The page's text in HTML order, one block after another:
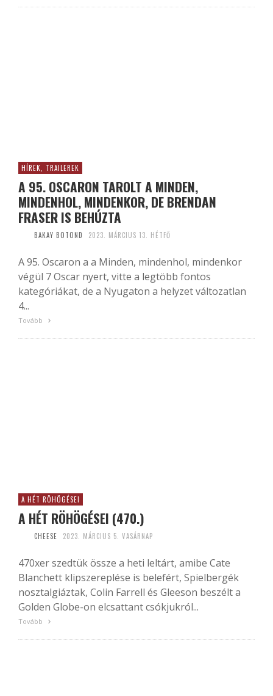
HÍREK, TRAILEREK
A 95. OSCARON TAROLT A MINDEN,
MINDENHOL, MINDENKOR, DE BRENDAN
FRASER IS BEHÚZTA
BAKAY BOTOND 2023. MÁRCIUS 13. HÉTFŐ
A 95. Oscaron a a Minden, mindenhol, mindenkor
végül 7 Oscar nyert, vitte a legtöbb fontos
kategóriákat, de a Nyugaton a helyzet változatlan
4...
Tovább
A HÉT RÖHÖGÉSEI
A HÉT RÖHÖGÉSEI (470.)
CHEESE 2023. MÁRCIUS 5. VASÁRNAP
470xer szedtük össze a heti leltárt, amibe Cate
Blanchett klipszereplése is belefért, Spielbergék
nosztalgiáztak, Colin Farrell és Gleeson beszélt a
Golden Globe-on elcsattant csókjukról...
Tovább